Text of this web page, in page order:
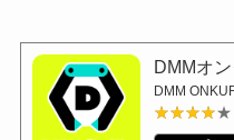
DMMオ
DMM
★★★★★
★★★★★